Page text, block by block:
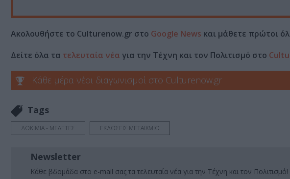
Ακολουθήστε το Culturenow.gr στο Google News και μάθετε πρώτοι
Δείτε όλα τα τελευταία νέα για την Τέχνη και τον Πολιτισμό στο
Κάθε μέρα νέοι διαγωνισμοί στο Culturenow.gr
Tags
ΔΟΚΙΜΙΑ - ΜΕΛΕΤΕΣ ΕΚΔΟΣΕΙΣ ΜΕΤΑΙΧΜΙΟ
Newsletter
Κάθε βδομάδα στο e-mail σας τα τελευταία νέα για την Τέχνη και τον Πολιτισμό!